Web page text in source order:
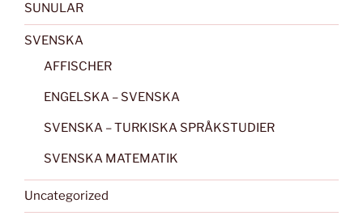
SUNULAR
SVENSKA
AFFISCHER
ENGELSKA – SVENSKA
SVENSKA – TURKISKA SPRÅKSTUDIER
SVENSKA MATEMATIK
Uncategorized